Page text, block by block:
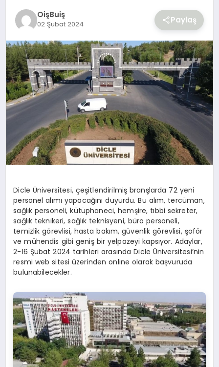
OişBuiş
02 Şubat 2024 Paylaş
Dicle Üniversitesi, çeşitlendirilmiş branşlarda 72 yeni
personel alımı yapacağını duyurdu. Bu alım, tercüman,
sağlık personeli, kütüphaneci, hemşire, tıbbi sekreter,
sağlık teknikeri, sağlık teknisyeni, büro personeli,
temizlik görevlisi, hasta bakım, güvenlik görevlisi, şoför
ve mühendis gibi geniş bir yelpazeyi kapsıyor. Adaylar,
2-16 Şubat 2024 tarihleri arasında Dicle Üniversitesi’nin
resmi web sitesi üzerinden online olarak başvuruda
bulunabilecekler.